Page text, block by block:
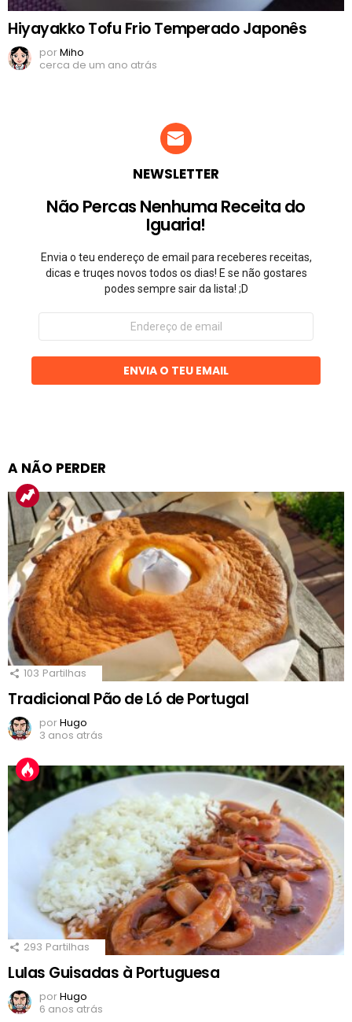
Hiyayakko Tofu Frio Temperado Japonês
porMiho
cerca de um ano atrás
NEWSLETTER
Não Percas Nenhuma Receita do
Iguaria!
Envia o teu endereço de email para receberes receitas,
dicas e truqes novos todos os dias! E se não gostares
podes sempre sair da lista! ;D
Endereço
email
ENVIA O TEU EMAIL
A NÃO PERDER
103 Partilhas
Tradicional Pão de Ló de Portugal
porHugo
3 anos atrás
293 Partilhas
Lulas Guisadas à Portuguesa
porHugo
6 anos atrás